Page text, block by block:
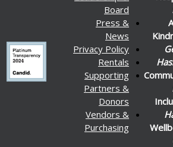
Board
Press &
News
Privacy Policy
Rentals
Supporting
Partners &
Donors
Vendors &
Purchasing